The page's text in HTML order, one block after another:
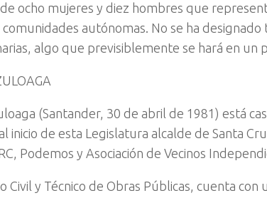
ocho mujeres y diez hombres que
autónomas. No se ha
algo que previsiblemente se hará en un
(Santander, 30 de abril de 1981) está
inicio de esta Legislatura alcalde de Santa
Podemos y Asociación de Vecinos
Civil y Técnico de Obras Públicas, cuenta con